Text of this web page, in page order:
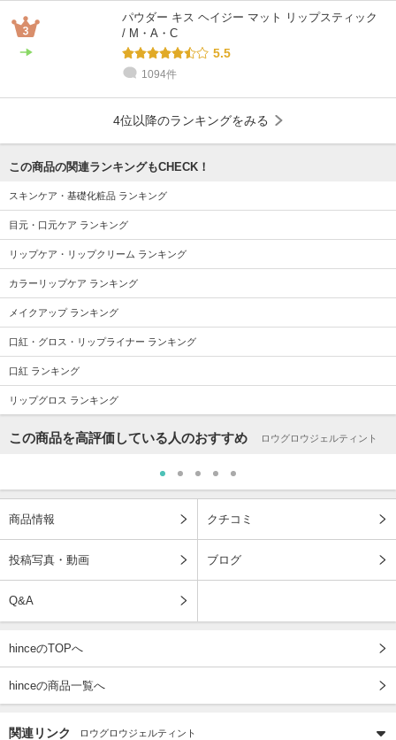
パウダー キス ヘイジー マット リップスティック
/ M・A・C
5.5
1094件
4位以降のランキングをみる
この商品の関連ランキングもCHECK！
スキンケア・基礎化粧品 ランキング
目元・口元ケア ランキング
リップケア・リップクリーム ランキング
カラーリップケア ランキング
メイクアップ ランキング
口紅・グロス・リップライナー ランキング
口紅 ランキング
リップグロス ランキング
この商品を高評価している人のおすすめ ロウグロウジェルティント
商品情報 クチコミ
投稿写真・動画 ブログ
Q&A
hinceのTOPへ
hinceの商品一覧へ
関連リンク ロウグロウジェルティント